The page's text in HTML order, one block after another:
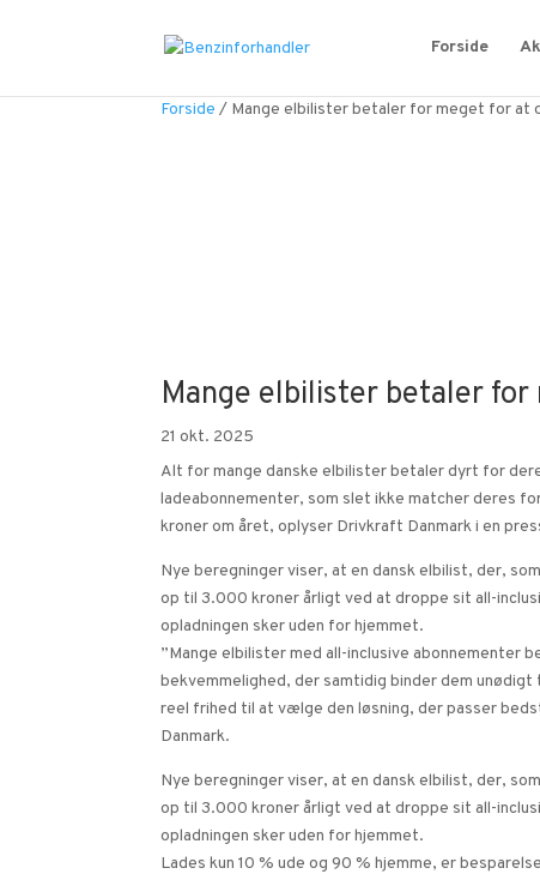
Forside
Forside / Mange elbilister betaler for meget for at
Mange elbilister betaler
21 okt. 2025
Alt for mange danske elbilister betaler dyrt for
ladeabonnementer, som slet ikke matcher deres
kroner om året, oplyser Drivkraft Danmark i en
Nye beregninger viser, at en dansk elbilist, der,
op til 3.000 kroner årligt ved at droppe sit all-
opladningen sker uden for hjemmet.
”Mange elbilister med all-inclusive abonnementer
bekvemmelighed, der samtidig binder dem
reel frihed til at vælge den løsning, der passer
Danmark.
Nye beregninger viser, at en dansk elbilist, der,
op til 3.000 kroner årligt ved at droppe sit all-
opladningen sker uden for hjemmet.
Lades kun 10 % ude og 90 % hjemme, er